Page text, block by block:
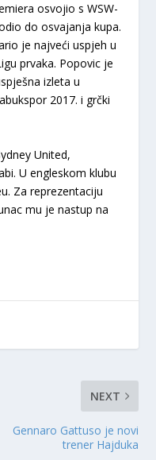
osvojio s WSW-
do osvajanja kupa.
je najveći uspjeh u
prvaka. Popovic je
izleta u
2017. i grčki
United,
U engleskom klubu
Za reprezentaciju
mu je nastup na
NEXT
Gennaro Gattuso je novi
trener Hajduka